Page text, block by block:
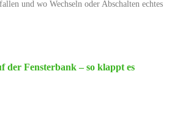
und wo Wechseln oder Abschalten echtes